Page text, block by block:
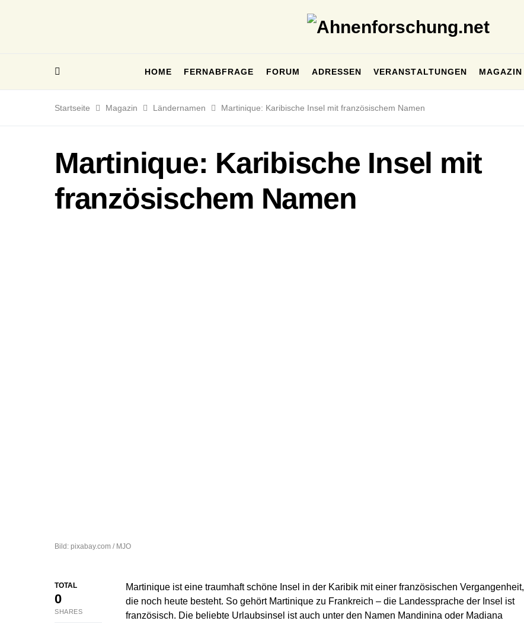
HOME FERNABFRAGE FORUM ADRESSEN VERANSTALTUNGEN MAGAZIN
Startseite Magazin Ländernamen Martinique: Karibische Insel mit französischem Namen
Martinique: Karibische Insel mit
französischem Namen
Bild: pixabay.com / MJO
TOTAL
0
SHARES
Martinique ist eine traumhaft schöne Insel in der Karibik mit einer französischen Vergangenheit,
die noch heute besteht. So gehört Martinique zu Frankreich – die Landessprache der Insel ist
französisch. Die beliebte Urlaubsinsel ist auch unter den Namen Mandinina oder Madiana